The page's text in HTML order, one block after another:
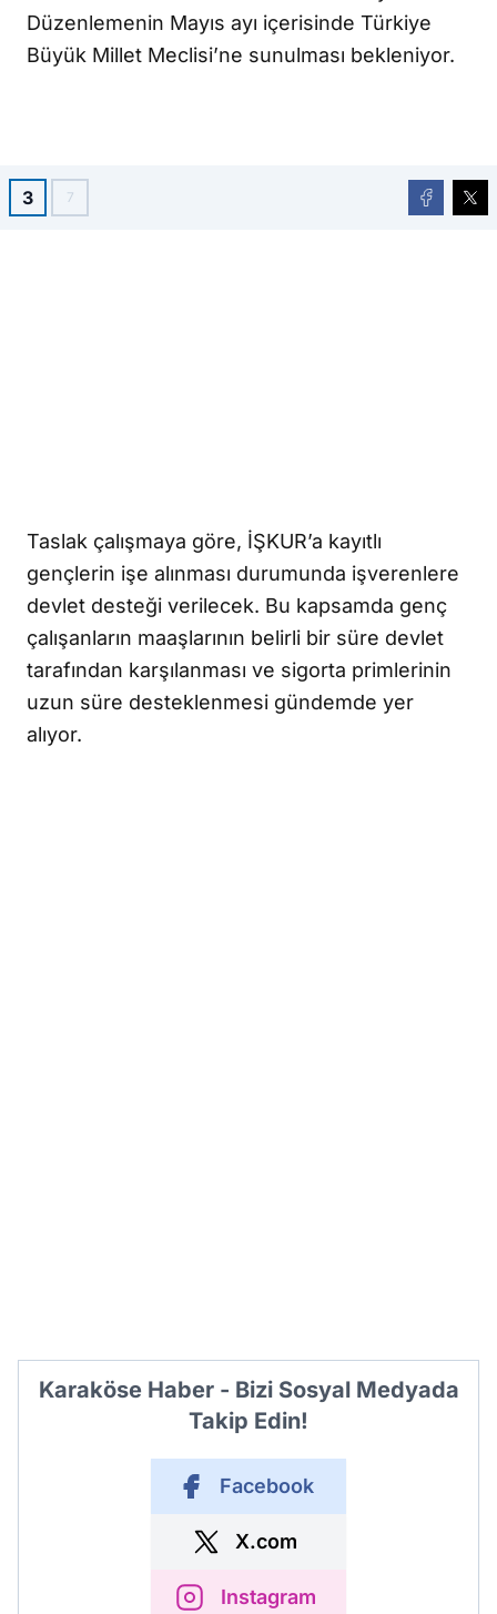
Düzenlemenin Mayıs ayı içerisinde Türkiye
Büyük Millet Meclisi’ne sunulması bekleniyor.
3 7
Taslak çalışmaya göre, İŞKUR’a kayıtlı
gençlerin işe alınması durumunda işverenlere
devlet desteği verilecek. Bu kapsamda genç
çalışanların maaşlarının belirli bir süre devlet
tarafından karşılanması ve sigorta primlerinin
uzun süre desteklenmesi gündemde yer
alıyor.
Karaköse Haber - Bizi Sosyal Medyada
Takip Edin!
Facebook
X.com
Instagram